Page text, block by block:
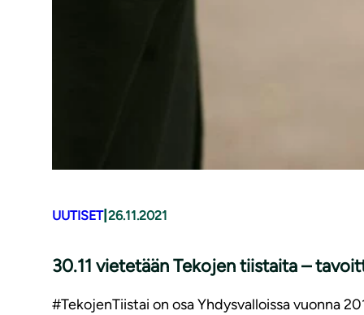
UUTISET| 26.11.2021
30.11 vietetään Tekojen tiistaita –
#TekojenTiistai on osa Yhdysvalloissa vuonna